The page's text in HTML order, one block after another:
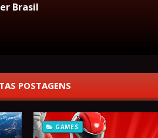
Brasil
POSTAGENS
GAMES